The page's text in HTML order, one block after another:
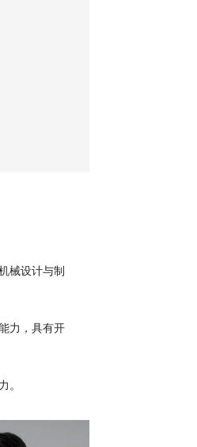
械设计与制
力，具有开
。